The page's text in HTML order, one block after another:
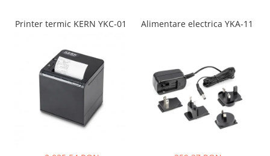
Printer termic KERN YKC-01 Alimentare electrica YKA-11